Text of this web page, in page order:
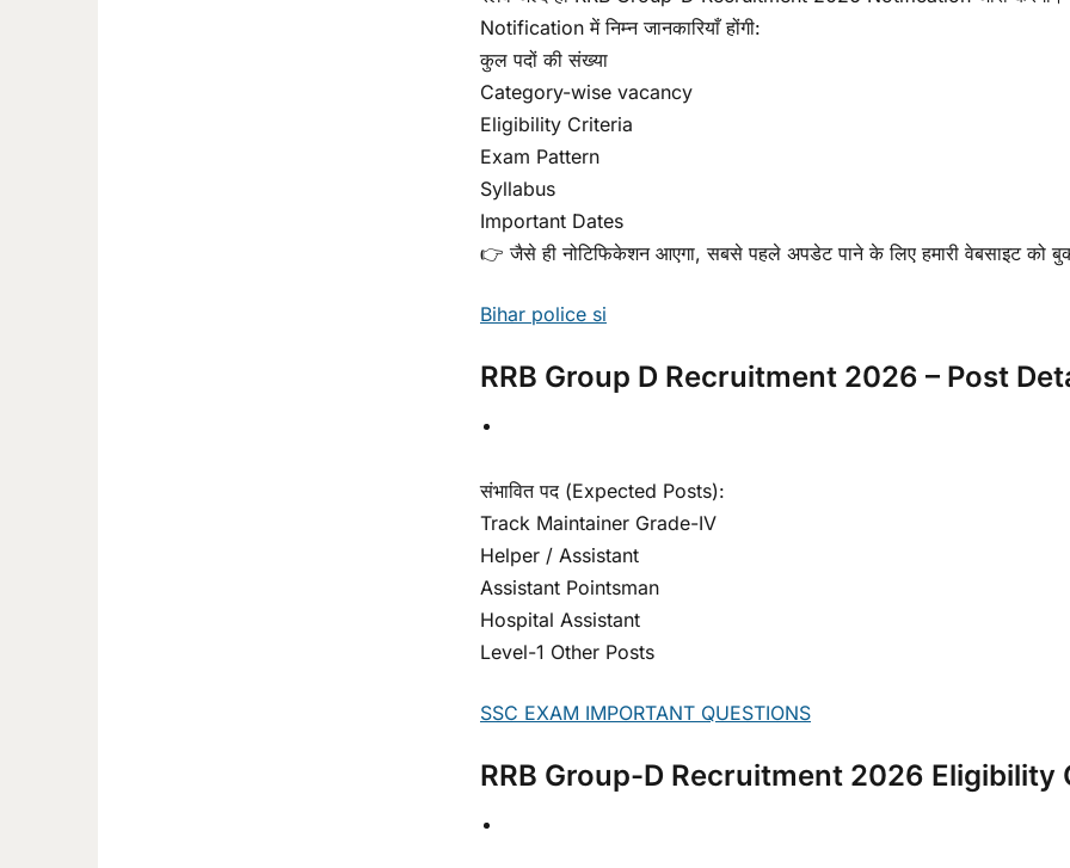
Notification में निम्न जानकारियाँ होंगी:
कुल पदों की संख्या
Category-wise vacancy
Eligibility Criteria
Exam Pattern
Syllabus
Important Dates
👉 जैसे ही नोटिफिकेशन आएगा, सबसे पहले अपडेट पाने के लिए हमारी वेबसाइट को
Bihar police si
RRB Group D Recruitment 2026 – Post
संभावित पद (Expected Posts):
Track Maintainer Grade-IV
Helper / Assistant
Assistant Pointsman
Hospital Assistant
Level-1 Other Posts
SSC EXAM IMPORTANT QUESTIONS
RRB Group-D Recruitment 2026 Eligibility